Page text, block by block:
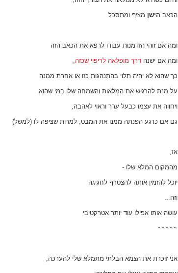
הכאב הישן מציף ומתסכל
ומה אם זוהי הזדמנות עבורו לרפא את הכאב הזה
ומה אם ישנה דרך מופלאה לריפוי שכזה,
כך שהוא לא יהיה תלוי בהתנהגות כזו או אחרת ממנה
על מנת להרגיש את המלאות והשמחה שלו במי שהוא
ויחווה את עצמו כבעל ערך וראוי לאהבה,
גם אם כרגע הפנתה ממנו את המבט, למרות שציפה לו (למשל)
אז,
מהמקום המלא שלו -
יוכל להזמין אותה להצטרף לחגיגה
וזה...
עושה אותו אפילו עוד יותר אטרקטיבי
~~~~~
אני זוכרת את הצמא הבלתי מתמלא שלי להערכה,